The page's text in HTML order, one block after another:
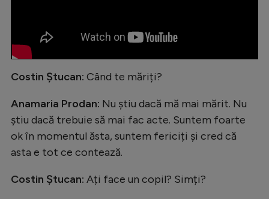
JO 2026
Intră în cont
Creează cont
Costin Ștucan: Când te măriți?
Anamaria Prodan: Nu știu dacă mă mai mărit. Nu
știu dacă trebuie să mai fac acte. Suntem foarte
ok în momentul ăsta, suntem fericiți și cred că
asta e tot ce contează.
Costin Ștucan: Ați face un copil? Simți?